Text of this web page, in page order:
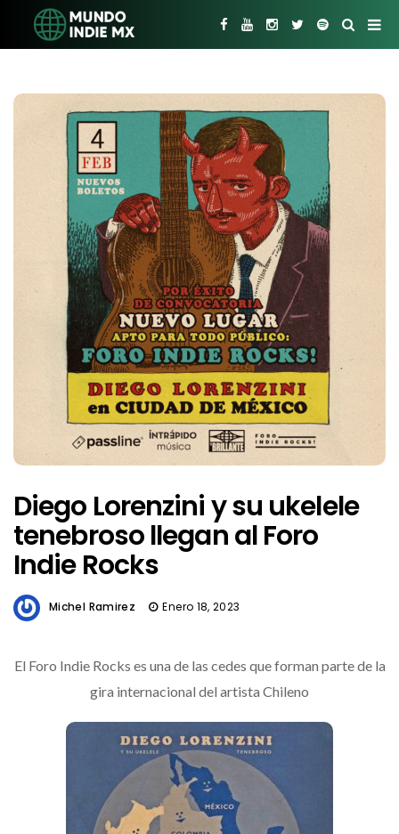
Diego Lorenzini y su ukelele
tenebroso llegan al Foro
Indie Rocks
Michel Ramirez Enero 18, 2023
El Foro Indie Rocks es una de las cedes que forman parte de la
gira internacional del artista Chileno